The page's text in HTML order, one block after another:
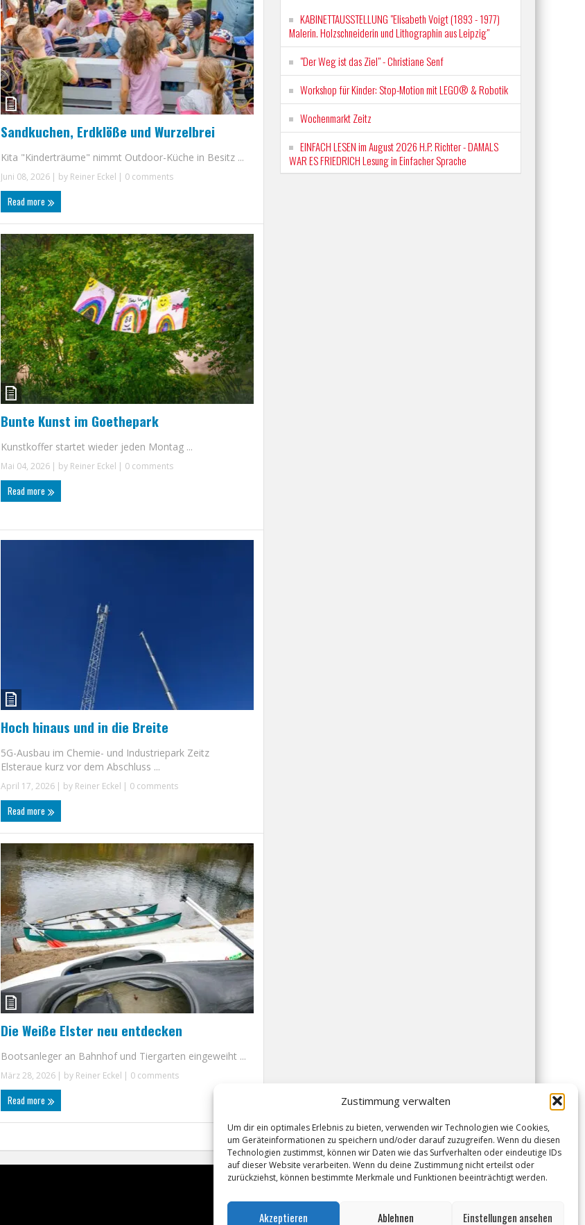
Zustimmung verwalten
Um dir ein optimales Erlebnis zu bieten, verwenden wir Technologien wie Cookies,
um Geräteinformationen zu speichern und/oder darauf zuzugreifen. Wenn du diesen
Technologien zustimmst, können wir Daten wie das Surfverhalten oder eindeutige IDs
auf dieser Website verarbeiten. Wenn du deine Zustimmung nicht erteilst oder
zurückziehst, können bestimmte Merkmale und Funktionen beeinträchtigt werden.
Akzeptieren Ablehnen Einstellungen ansehen
Sandkuchen, Erdklöße und Wurzelbrei
Kita "Kinderträume" nimmt Outdoor-Küche in Besitz ...
Juni 08, 2026 | by Reiner Eckel | 0 comments
Read more
Bunte Kunst im Goethepark
Kunstkoffer startet wieder jeden Montag ...
Mai 04, 2026 | by Reiner Eckel | 0 comments
Read more
Hoch hinaus und in die Breite
5G-Ausbau im Chemie- und Industriepark Zeitz
Elsteraue kurz vor dem Abschluss ...
April 17, 2026 | by Reiner Eckel | 0 comments
Read more
Die Weiße Elster neu entdecken
Bootsanleger an Bahnhof und Tiergarten eingeweiht ...
März 28, 2026 | by Reiner Eckel | 0 comments
Read more
KABINETTAUSSTELLUNG "Elisabeth Voigt (1893 - 1977)
Malerin. Holzschneiderin und Lithographin aus Leipzig"
"Der Weg ist das Ziel" - Christiane Senf
Workshop für Kinder: Stop-Motion mit LEGO® & Robotik
Wochenmarkt Zeitz
EINFACH LESEN im August 2026 H.P. Richter - DAMALS
WAR ES FRIEDRICH Lesung in Einfacher Sprache